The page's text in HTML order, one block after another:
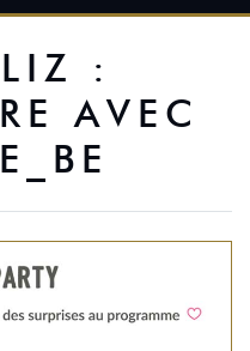
:
AVEC